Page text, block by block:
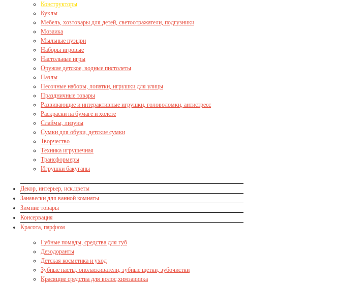
Конструкторы
Куклы
Мебель, хозтовары для детей, светоотражатели, подгузники
Мозаика
Мыльные пузыри
Наборы игровые
Настольные игры
Оружие детское, водные пистолеты
Пазлы
Песочные наборы, лопатки, игрушки для улицы
Праздничные товары
Развивающие и интерактивные игрушки, головоломки, антистресс
Раскраски на бумаге и холсте
Слаймы, лизуны
Сумки для обуви, детские сумки
Творчество
Техника игрушечная
Трансформеры
Игрушки бакуганы
Декор, интерьер, иск.цветы
Занавески для ванной комнаты
Зимние товары
Консервация
Красота, парфюм
Губные помады, средства для губ
Дезодоранты
Детская косметика и уход
Зубные пасты, ополаскиватели, зубные щетки, зубочистки
Красящие средства для волос,химзавивка